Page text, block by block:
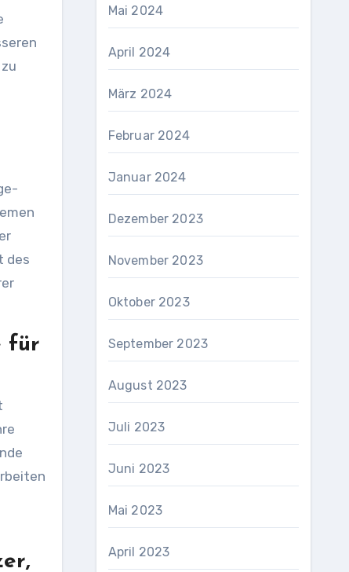
des
für
Mai 2024
April 2024
März 2024
Februar 2024
Januar 2024
Dezember 2023
November 2023
Oktober 2023
September 2023
August 2023
Juli 2023
Juni 2023
Mai 2023
April 2023